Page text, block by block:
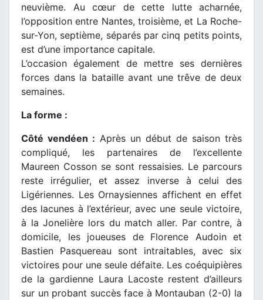
neuvième. Au cœur de cette lutte acharnée,
l’opposition entre Nantes, troisième, et La Roche-
sur-Yon, septième, séparés par cinq petits points,
est d’une importance capitale.
L’occasion également de mettre ses dernières
forces dans la bataille avant une trêve de deux
semaines.
La forme :
Côté vendéen : Après un début de saison très
compliqué, les partenaires de l’excellente
Maureen Cosson se sont ressaisies. Le parcours
reste irrégulier, et assez inverse à celui des
Ligériennes. Les Ornaysiennes affichent en effet
des lacunes à l’extérieur, avec une seule victoire,
à la Jonelière lors du match aller. Par contre, à
domicile, les joueuses de Florence Audoin et
Bastien Pasquereau sont intraitables, avec six
victoires pour une seule défaite. Les coéquipières
de la gardienne Laura Lacoste restent d’ailleurs
sur un probant succès face à Montauban (2-0) la